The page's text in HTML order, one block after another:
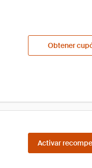
Obtener
Activar